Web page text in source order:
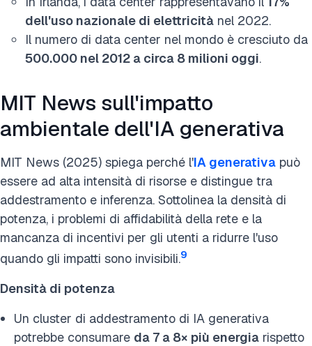
dell'uso nazionale di elettricità nel 2022.
Il numero di data center nel mondo è cresciuto da
500.000 nel 2012 a circa 8 milioni oggi.
MIT News sull'impatto
ambientale dell'IA generativa
MIT News (2025) spiega perché l'IA generativa può
essere ad alta intensità di risorse e distingue tra
addestramento e inferenza. Sottolinea la densità di
potenza, i problemi di affidabilità della rete e la
mancanza di incentivi per gli utenti a ridurre l'uso
quando gli impatti sono invisibili.9
Densità di potenza
Un cluster di addestramento di IA generativa
potrebbe consumare da 7 a 8× più energia rispetto